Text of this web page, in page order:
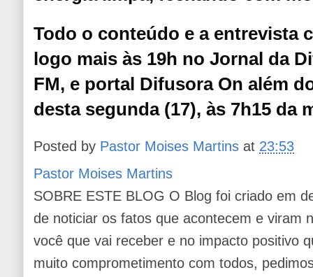
Todo o conteúdo e a entrevista
logo mais às 19h no Jornal da
FM, e portal Difusora On além
desta segunda (17), às 7h15 da
Posted by Pastor Moises Martins at 23:53
Pastor Moises Martins
SOBRE ESTE BLOG O Blog foi criado em
de noticiar os fatos que acontecem e viram
você que vai receber e no impacto positivo
muito comprometimento com todos,